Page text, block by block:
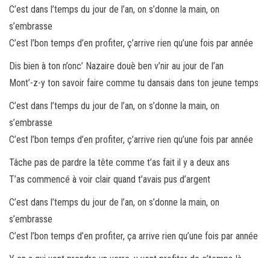
C’est dans l’temps du jour de l’an, on s’donne la main, on
s’embrasse
C’est l’bon temps d’en profiter, ç’arrive rien qu’une fois par année
Dis bien à ton n’onc’ Nazaire douè ben v’nir au jour de l’an
Mont’-z-y ton savoir faire comme tu dansais dans ton jeune temps
C’est dans l’temps du jour de l’an, on s’donne la main, on
s’embrasse
C’est l’bon temps d’en profiter, ç’arrive rien qu’une fois par année
Tâche pas de pardre la tête comme t’as fait il y a deux ans
T’as commencé à voir clair quand t’avais pus d’argent
C’est dans l’temps du jour de l’an, on s’donne la main, on
s’embrasse
C’est l’bon temps d’en profiter, ça arrive rien qu’une fois par année